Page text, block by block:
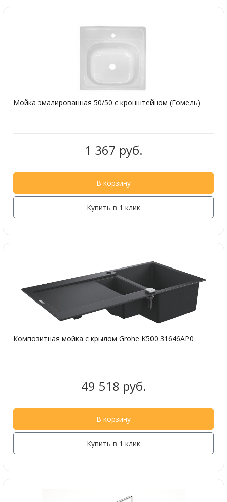
Мойка эмалированная 50/50 с кронштейном (Гомель)
1 367 руб.
В корзину
Купить в 1 клик
Композитная мойка с крылом Grohe K500 31646AP0
49 518 руб.
В корзину
Купить в 1 клик